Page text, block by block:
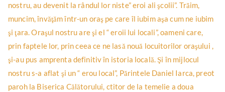
nostru, au devenit la rândul lor niste” eroi ali şcolii”. Trăim,
muncim, învăţăm într-un oraş pe care îl iubim aşa cum ne iubim
şi ţara. Oraşul nostru are şi el “ eroii lui locali”, oameni care,
prin faptele lor, prin ceea ce ne lasă nouă locuitorilor oraşului ,
şi-au pus amprenta definitiv în istoria locală. Şi în mijlocul
nostru s-a aflat şi un “ erou local”, Părintele Daniel Iarca, preot
paroh la Biserica Călătorului, ctitor de la temelie a doua